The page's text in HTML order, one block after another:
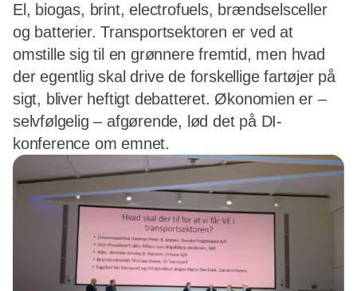
El, biogas, brint, electrofuels, brændselsceller
og batterier. Transportsektoren er ved at
omstille sig til en grønnere fremtid, men hvad
der egentlig skal drive de forskellige fartøjer på
sigt, bliver heftigt debatteret. Økonomien er –
selvfølgelig – afgørende, lød det på DI-
konference om emnet.